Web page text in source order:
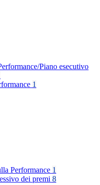
Piano esecutivo
1
Performance 1
dei premi 8